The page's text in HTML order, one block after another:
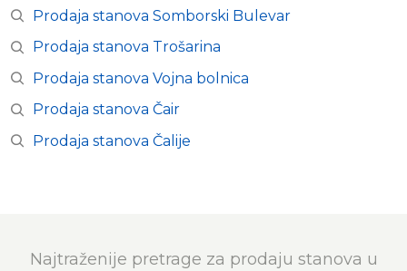
Prodaja stanova Somborski Bulevar
Prodaja stanova Trošarina
Prodaja stanova Vojna bolnica
Prodaja stanova Čair
Prodaja stanova Čalije
Najtraženije pretrage za prodaju stanova u